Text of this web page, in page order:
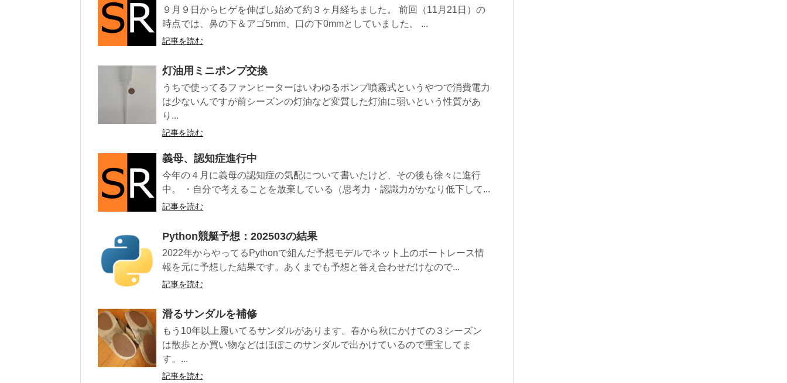
９月９日からヒゲを伸ばし始めて約３ヶ月経ちました。 前回（11月21日）の
時点では、鼻の下＆アゴ5mm、口の下0mmとしていました。 ...
記事を読む
灯油用ミニポンプ交換
うちで使ってるファンヒーターはいわゆるポンプ噴霧式というやつで消費電力
は少ないんですが前シーズンの灯油など変質した灯油に弱いという性質があ
り...
記事を読む
義母、認知症進行中
今年の４月に義母の認知症の気配について書いたけど、その後も徐々に進行
中。 ・自分で考えることを放棄している（思考力・認識力がかなり低下して...
記事を読む
Python競艇予想：202503の結果
2022年からやってるPythonで組んだ予想モデルでネット上のボートレース情
報を元に予想した結果です。あくまでも予想と答え合わせだけなので...
記事を読む
滑るサンダルを補修
もう10年以上履いてるサンダルがあります。春から秋にかけての３シーズン
は散歩とか買い物などはほぼこのサンダルで出かけているので重宝してま
す。...
記事を読む